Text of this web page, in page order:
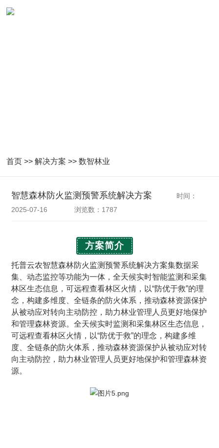
首页 >>解决方案 >>数智林业
智慧森林防火监测预警系统解决方案
时间：
2025-07-16
浏览数：1787
方案简介
托普云农智慧森林防火监测预警系统解决方案集数据采
集、动态监控等功能为一体，全天候实时智能监测和采集
林区生态信息，可远程查看林区火情，以“防优于救”的理
念，构建多维度、全链条的防火体系，推动森林资源保护
从被动应对转向主动防控，助力林业管理人员更好地保护
和管理森林资源。全天候实时监测和采集林区生态信息，
可远程查看林区火情，以“防优于救”的理念，构建多维
度、全链条的防火体系，推动森林资源保护从被动应对转
向主动防控，助力林业管理人员更好地保护和管理森林资
源。